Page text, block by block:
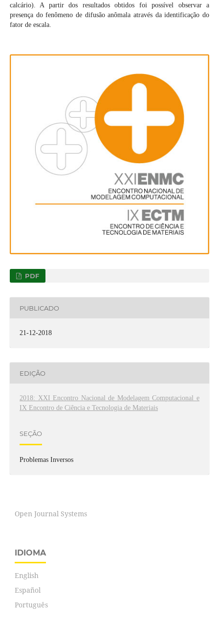
calcário). A partir dos resultados obtidos foi possível observar a
presença do fenômeno de difusão anômala através da identificação do
fator de escala.
PDF
PUBLICADO
21-12-2018
EDIÇÃO
2018: XXI Encontro Nacional de Modelagem Computacional e
IX Encontro de Ciência e Tecnologia de Materiais
SEÇÃO
Problemas Inversos
Open Journal Systems
IDIOMA
English
Español
Português